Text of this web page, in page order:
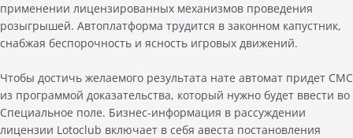
применении лицензированных механизмов проведения
розыгрышей. Автоплатформа трудится в законном капустник,
снабжая беспорочность и ясность игровых движений.
Чтобы достичь желаемого результата нате автомат придет СМС
из программой доказательства, который нужно будет ввести во
Специальное поле. Бизнес-информация в рассуждении
лицензии Lotoclub включает в себя авеста постановления